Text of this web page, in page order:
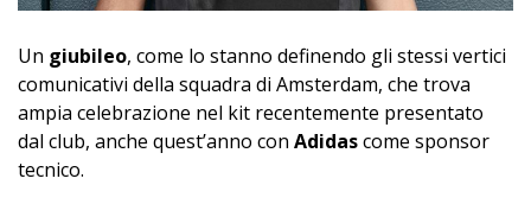
Un giubileo, come lo stanno definendo gli stessi vertici
comunicativi della squadra di Amsterdam, che trova
ampia celebrazione nel kit recentemente presentato
dal club, anche quest’anno con Adidascome sponsor
tecnico.